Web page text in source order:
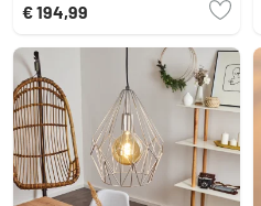
€ 194,99